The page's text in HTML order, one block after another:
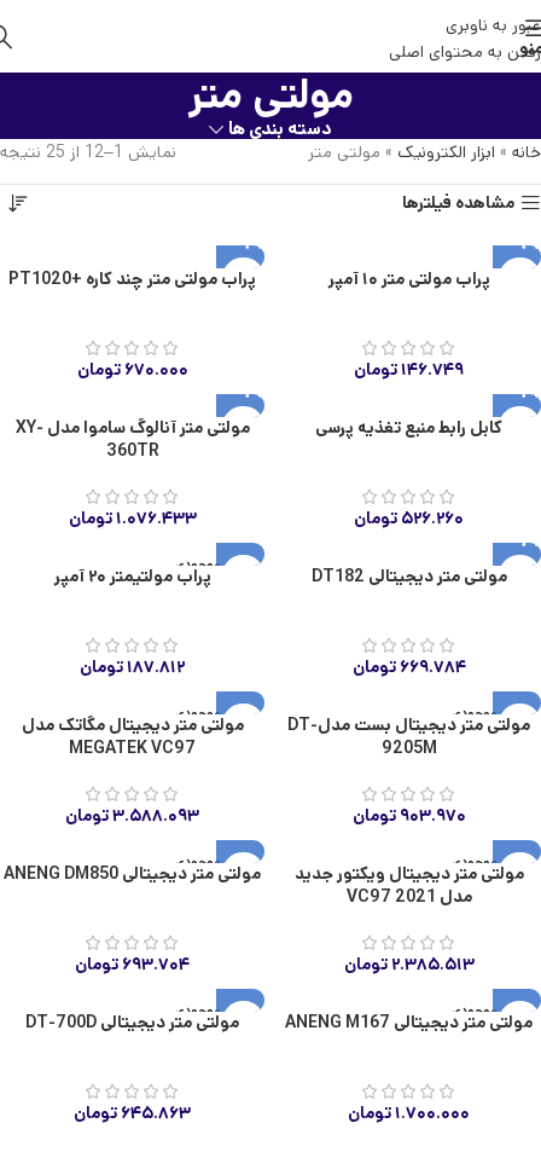
عبور به ناوبری
رفتن به محتوای اصلی
مولتی متر
دسته بندی ها
خانه » ابزار الکترونیک » مولتی متر نمایش 1–12 از 25 نتیجه
مشاهده فیلترها
پراب مولتی متر ۱۰ آمپر
۱۴۶.۷۴۹تومان
پراب مولتی متر چند کاره +PT1020
۶۷۰.۰۰۰ تومان
کابل رابط منبع تغذیه پرسی
۵۲۶.۲۶۰ تومان
مولتی متر آنالوگ ساموا مدل XY-
360TR
۱.۰۷۶.۴۳۳تومان
مولتی متر دیجیتالی DT182
۶۶۹.۷۸۴ تومان
اتمام موجودیپراب مولتیمتر ۲۰ آمپر
۱۸۷.۸۱۲تومان
اتمام موجودی
مولتی متر دیجیتال بست مدلDT-
9205M
۹۰۳.۹۷۰ تومان
اتمام موجودی
مولتی متر دیجیتال مگاتک مدل
MEGATEK VC97
۳.۵۸۸.۰۹۳تومان
اتمام موجودی
مولتی متر دیجیتال ویکتور جدید
مدل VC97 2021
۲.۳۸۵.۵۱۳ تومان
اتمام موجودی
مولتی متر دیجیتالی ANENG DM850
۶۹۳.۷۰۴ تومان
اتمام موجودی
مولتی متر دیجیتالی ANENG M167
۱.۷۰۰.۰۰۰تومان
اتمام موجودی
مولتی متر دیجیتالی DT-700D
۶۴۵.۸۶۳ تومان